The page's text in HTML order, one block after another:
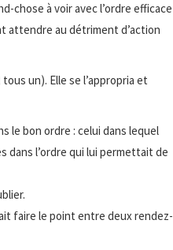
chose à voir avec l’ordre efficace
attendre au détriment d’action
un). Elle se l’appropria et
le bon ordre : celui dans lequel
l’ordre qui lui permettait de
faire le point entre deux rendez-